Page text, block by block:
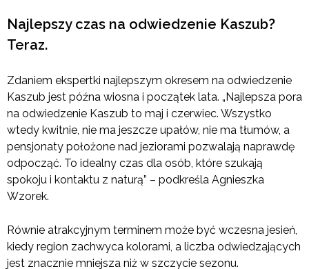
Najlepszy czas na odwiedzenie Kaszub?
Teraz.
Zdaniem ekspertki najlepszym okresem na odwiedzenie
Kaszub jest późna wiosna i początek lata. „Najlepsza pora
na odwiedzenie Kaszub to maj i czerwiec. Wszystko
wtedy kwitnie, nie ma jeszcze upałów, nie ma tłumów, a
pensjonaty położone nad jeziorami pozwalają naprawdę
odpocząć. To idealny czas dla osób, które szukają
spokoju i kontaktu z naturą” – podkreśla Agnieszka
Wzorek.
Równie atrakcyjnym terminem może być wczesna jesień,
kiedy region zachwyca kolorami, a liczba odwiedzających
jest znacznie mniejsza niż w szczycie sezonu.